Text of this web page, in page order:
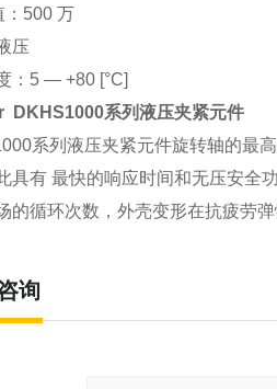
：500 万
压
：5 — +80 [°C]
DKHS1000系列液压夹紧元件
系列液压夹紧元件旋转轴的最
具有 最快的响应时间和无压安全功
的循环次数，外壳变形在抗疲劳
询